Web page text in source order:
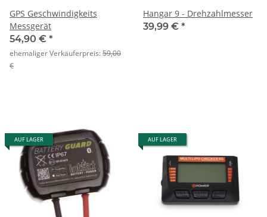
GPS Geschwindigkeits
Messgerät
54,90 € *
ehemaliger Verkäuferpreis:59,00
€
Hangar 9 - Drehzahlmesser
39,99 € *
AUF LAGER AUF LAGER